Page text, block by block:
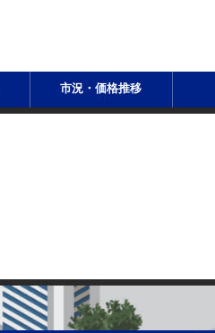
市況・価格推移